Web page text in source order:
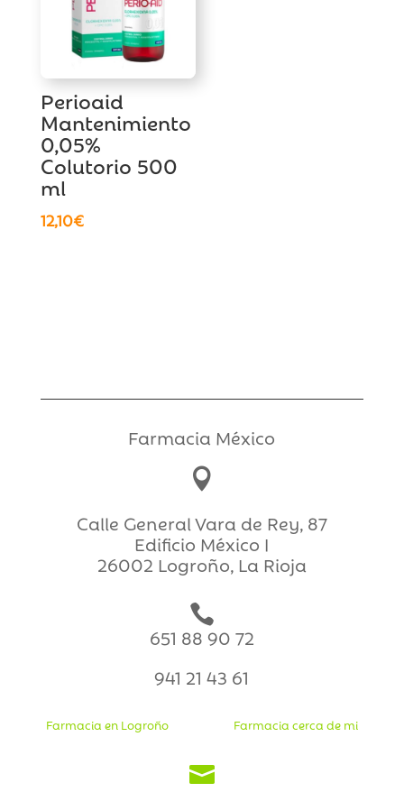
Perioaid
Mantenimiento
0,05%
Colutorio 500
ml
12,10€
Farmacia México

Calle General Vara de Rey, 87
Edificio México I
26002 Logroño, La Rioja

651 88 90 72
941 21 43 61
Farmacia en Logroño Farmacia cerca de mi
